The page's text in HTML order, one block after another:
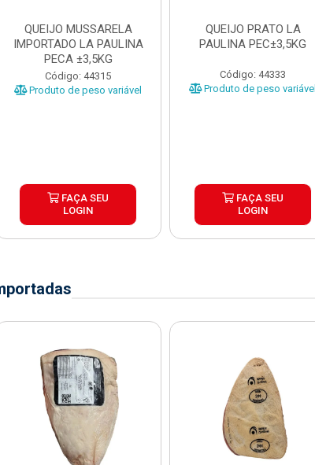
QUEIJO MUSSARELA
IMPORTADO LA PAULINA
PECA ±3,5KG
Código: 44315
Produto de peso variável
FAÇA SEU
LOGIN
QUEIJO PRATO LA
PAULINA PEC±3,5KG
Código: 44333
Produto de peso variável
FAÇA SEU
LOGIN